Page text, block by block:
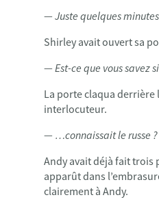
— Juste quelques minutes
Shirley avait ouvert sa
— Est-ce que vous savez
La porte claqua derrière
interlocuteur.
— …connaissait le russe ?
Andy avait déjà fait trois
apparût dans
clairement à Andy.